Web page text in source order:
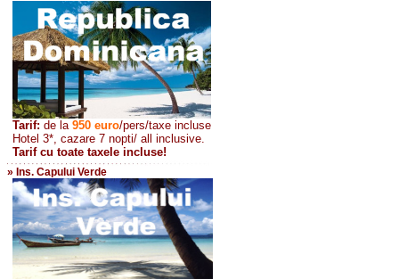
Tarif: de la 950 euro/pers/taxe incluse
Hotel 3*, cazare 7 nopti/ all inclusive.
Tarif cu toate taxele incluse!
» Ins. Capului Verde